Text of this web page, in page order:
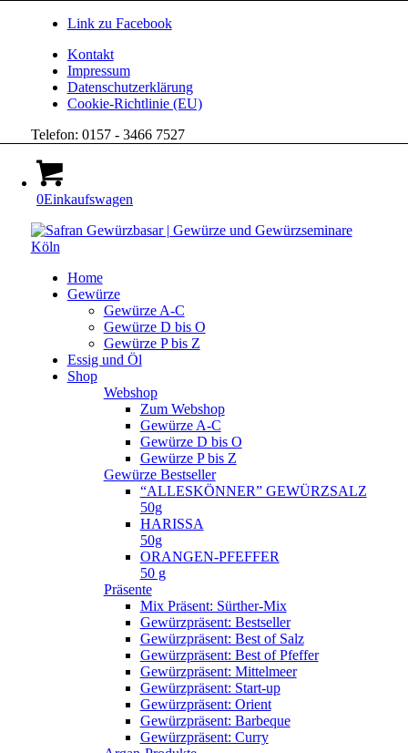
Link zu Facebook
Kontakt
Impressum
Datenschutzerklärung
Cookie-Richtlinie (EU)
Telefon: 0157 - 3466 7527
0Einkaufswagen
Home
Gewürze
Gewürze A-C
Gewürze D bis O
Gewürze P bis Z
Essig und Öl
Shop
Webshop
Zum Webshop
Gewürze A-C
Gewürze D bis O
Gewürze P bis Z
Gewürze Bestseller
“ALLESKÖNNER” GEWÜRZSALZ
50g
HARISSA
50g
ORANGEN-PFEFFER
50 g
Präsente
Mix Präsent: Sürther-Mix
Gewürzpräsent: Bestseller
Gewürzpräsent: Best of Salz
Gewürzpräsent: Best of Pfeffer
Gewürzpräsent: Mittelmeer
Gewürzpräsent: Start-up
Gewürzpräsent: Orient
Gewürzpräsent: Barbeque
Gewürzpräsent: Curry